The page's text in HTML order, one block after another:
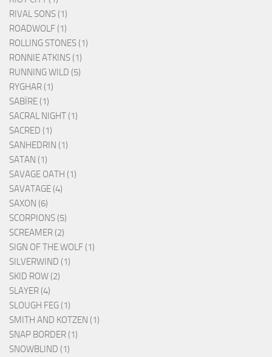
RIVAL SONS (1)
ROADWOLF (1)
ROLLING STONES (1)
RONNIE ATKINS (1)
RUNNING WILD (5)
RYGHAR (1)
SABÏRE (1)
SACRAL NIGHT (1)
SACRED (1)
SANHEDRIN (1)
SATAN (1)
SAVAGE OATH (1)
SAVATAGE (4)
SAXON (6)
SCORPIONS (5)
SCREAMER (2)
SIGN OF THE WOLF (1)
SILVERWIND (1)
SKID ROW (2)
SLAYER (4)
SLOUGH FEG (1)
SMITH AND KOTZEN (1)
SNAP BORDER (1)
SNOWBLIND (1)